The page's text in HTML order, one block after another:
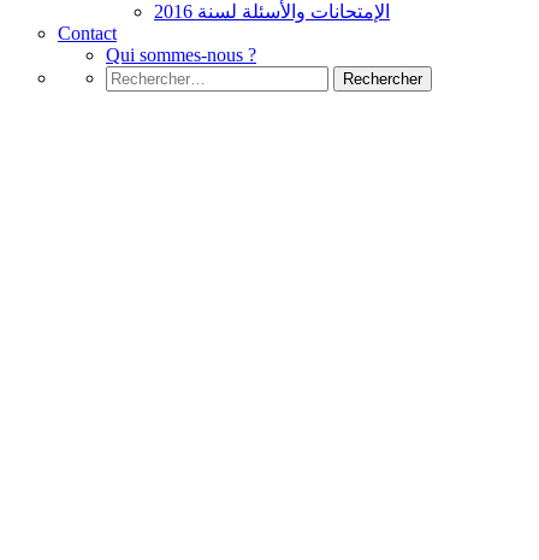
الإمتحانات والأسئلة لسنة 2016
Contact
Qui sommes-nous ?
Rechercher :